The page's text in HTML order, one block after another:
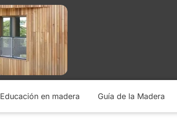
Educación en madera Guía de la Madera